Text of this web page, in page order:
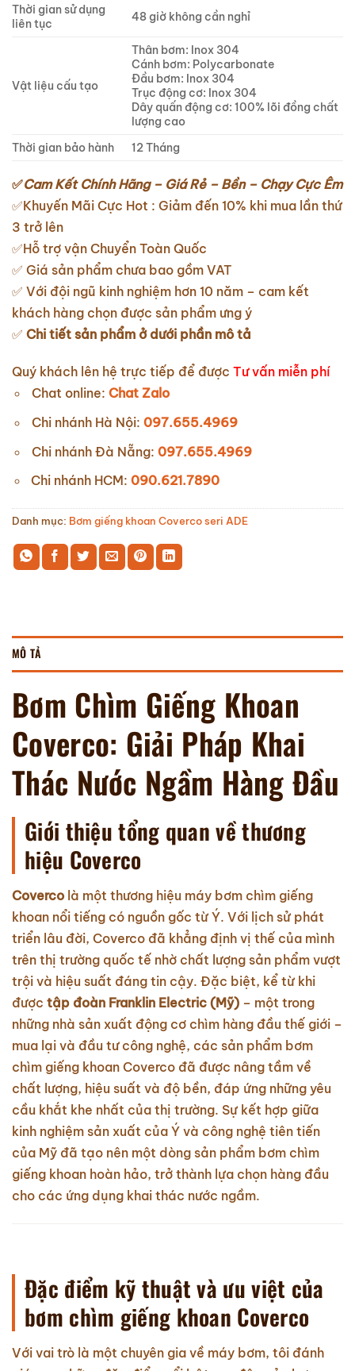
Thời gian sử dụng
liên tục
48 giờ không cần nghỉ
Vật liệu cấu tạo
Thân bơm: Inox 304
Cánh bơm: Polycarbonate
Đầu bơm: Inox 304
Trục động cơ: Inox 304
Dây quấn động cơ: 100% lõi đồng chất
lượng cao
Thời gian bảo hành
12 Tháng
✅Cam Kết Chính Hãng – Giá Rẻ – Bền – Chạy Cực Êm
✅Khuyến Mãi Cực Hot : Giảm đến 10% khi mua lần thứ
3 trở lên
✅Hỗ trợ vận Chuyển Toàn Quốc
✅ Giá sản phẩm chưa bao gồm VAT
✅ Với đội ngũ kinh nghiệm hơn 10 năm – cam kết
khách hàng chọn được sản phẩm ưng ý
✅ Chi tiết sản phẩm ở dưới phần mô tả
Quý khách lên hệ trực tiếp để được Tư vấn miễn phí
Chat online: Chat Zalo
Chi nhánh Hà Nội: 097.655.4969
Chi nhánh Đà Nẵng: 097.655.4969
Chi nhánh HCM: 090.621.7890
Danh mục: Bơm giếng khoan Coverco seri ADE
MÔ TẢ
Bơm Chìm Giếng Khoan
Coverco: Giải Pháp Khai
Thác Nước Ngầm Hàng Đầu
Giới thiệu tổng quan về thương
hiệu Coverco
Coverco là một thương hiệu máy bơm chìm giếng
khoan nổi tiếng có nguồn gốc từ Ý. Với lịch sử phát
triển lâu đời, Coverco đã khẳng định vị thế của mình
trên thị trường quốc tế nhờ chất lượng sản phẩm vượt
trội và hiệu suất đáng tin cậy. Đặc biệt, kể từ khi
được tập đoàn Franklin Electric (Mỹ) – một trong
những nhà sản xuất động cơ chìm hàng đầu thế giới –
mua lại và đầu tư công nghệ, các sản phẩm bơm
chìm giếng khoan Coverco đã được nâng tầm về
chất lượng, hiệu suất và độ bền, đáp ứng những yêu
cầu khắt khe nhất của thị trường. Sự kết hợp giữa
kinh nghiệm sản xuất của Ý và công nghệ tiên tiến
của Mỹ đã tạo nên một dòng sản phẩm bơm chìm
giếng khoan hoàn hảo, trở thành lựa chọn hàng đầu
cho các ứng dụng khai thác nước ngầm.
Đặc điểm kỹ thuật và ưu việt của
bơm chìm giếng khoan Coverco
Với vai trò là một chuyên gia về máy bơm, tôi đánh